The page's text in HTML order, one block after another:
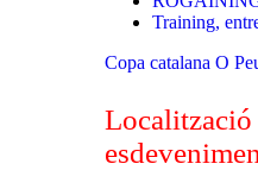
Training,
Copa catalana O
Localització